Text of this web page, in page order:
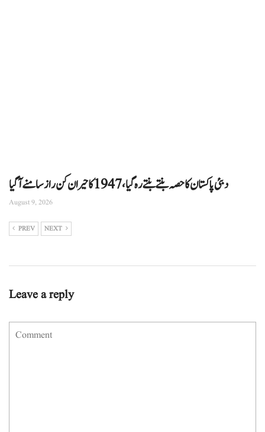
دبئی پاکستان کا حصہ بنتے بنتے رہ گیا، 1947 کا حیران کن راز سامنے آگیا
August 9, 2026
PREV NEXT
Leave a reply